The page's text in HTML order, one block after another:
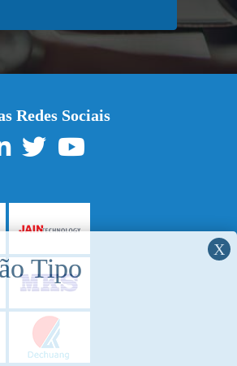
Redes Sociais